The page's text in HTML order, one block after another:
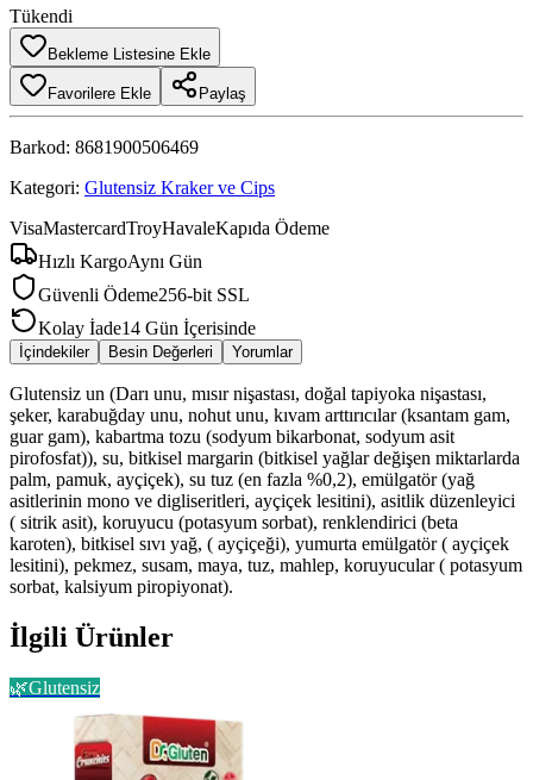
Tükendi
Bekleme Listesine Ekle
Favorilere Ekle Paylaş
Barkod: 8681900506469
Kategori: Glutensiz Kraker ve Cips
VisaMastercardTroyHavaleKapıda Ödeme
Hızlı KargoAynı Gün
Güvenli Ödeme256-bit SSL
Kolay İade14 Gün İçerisinde
İçindekiler Besin Değerleri Yorumlar
Glutensiz un (Darı unu, mısır nişastası, doğal tapiyoka nişastası,
şeker, karabuğday unu, nohut unu, kıvam arttırıcılar (ksantam gam,
guar gam), kabartma tozu (sodyum bikarbonat, sodyum asit
pirofosfat)), su, bitkisel margarin (bitkisel yağlar değişen miktarlarda
palm, pamuk, ayçiçek), su tuz (en fazla %0,2), emülgatör (yağ
asitlerinin mono ve digliseritleri, ayçiçek lesitini), asitlik düzenleyici
( sitrik asit), koruyucu (potasyum sorbat), renklendirici (beta
karoten), bitkisel sıvı yağ, ( ayçiçeği), yumurta emülgatör ( ayçiçek
lesitini), pekmez, susam, maya, tuz, mahlep, koruyucular ( potasyum
sorbat, kalsiyum piropiyonat).
İlgili Ürünler
🌿Glutensiz